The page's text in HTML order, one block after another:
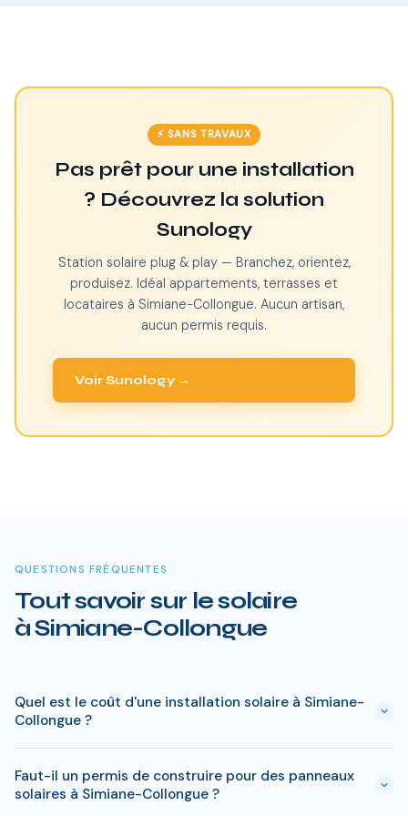
⚡ SANS TRAVAUX
Pas prêt pour une installation
? Découvrez la solution
Sunology
Station solaire plug & play — Branchez, orientez,
produisez. Idéal appartements, terrasses et
locataires à Simiane-Collongue. Aucun artisan,
aucun permis requis.
Voir Sunology →
QUESTIONS FRÉQUENTES
Tout savoir sur le solaire
à Simiane-Collongue
Quel est le coût d'une installation solaire à Simiane-
Collongue ?
à 9 kWc). Après les aides disponibles en Bouches-du-Rhône
(MaPrimeRénov', prime autoconsommation, TVA réduite), le
Faut-il un permis de construire pour des panneaux
solaires à Simiane-Collongue ?